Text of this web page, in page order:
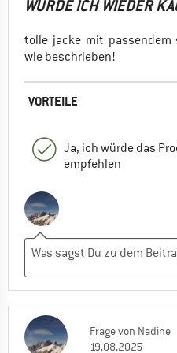
bei schweren
sind sie gemacht. LG
0 0
Super, danke dir Simon!
WÜRDE ICH WIEDER
tolle jacke mit
wie beschrieben!
VORTEILE
Ja, ich würde das
empfehlen
Fragevon Nadine
19.08.2025